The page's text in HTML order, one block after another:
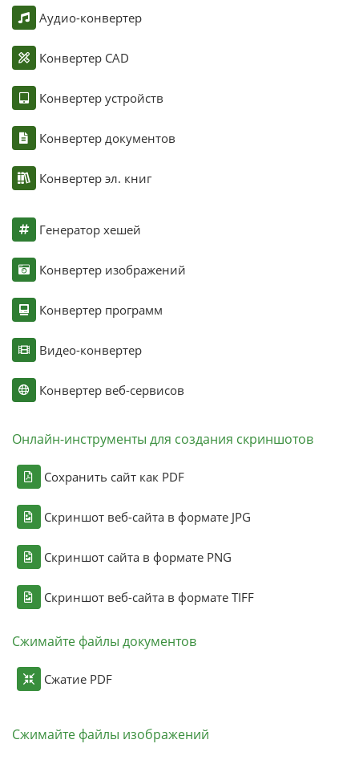
Аудио-конвертер
Конвертер CAD
Конвертер устройств
Конвертер документов
Конвертер эл. книг
Генератор хешей
Конвертер изображений
Конвертер программ
Видео-конвертер
Конвертер веб-сервисов
Онлайн-инструменты для создания скриншотов
Сохранить сайт как PDF
Скриншот веб-сайта в формате JPG
Скриншот сайта в формате PNG
Скриншот веб-сайта в формате TIFF
Сжимайте файлы документов
Сжатие PDF
Сжимайте файлы изображений